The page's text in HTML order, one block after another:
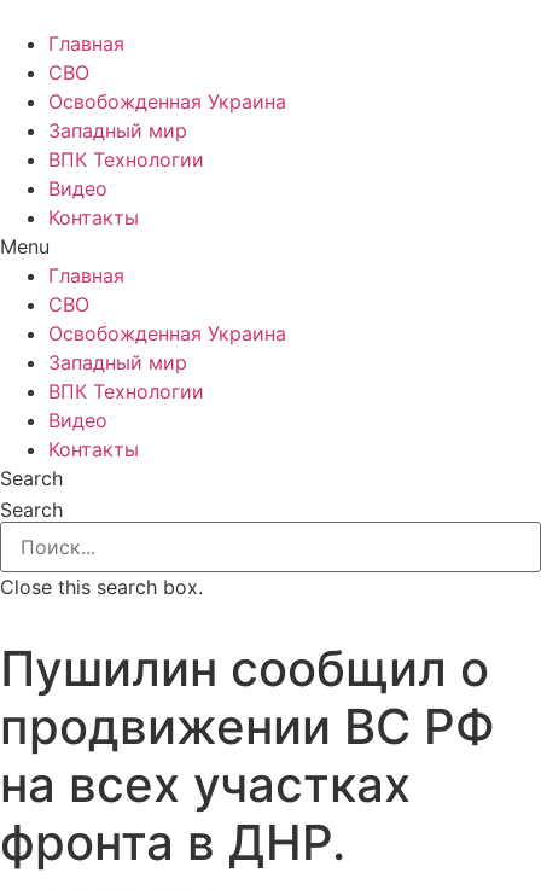
Главная
СВО
Освобожденная Украина
Западный мир
ВПК Технологии
Видео
Контакты
Menu
Главная
СВО
Освобожденная Украина
Западный мир
ВПК Технологии
Видео
Контакты
Search
Search
Close this search box.
Пушилин сообщил о
продвижении ВС РФ
на всех участках
фронта в ДНР.